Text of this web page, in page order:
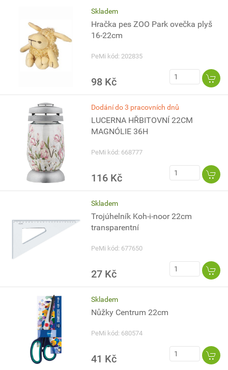
Skladem
Hračka pes ZOO Park ovečka plyš
16-22cm
PeMi kód: 202835
98 Kč
Dodání do 3 pracovních dnů
LUCERNA HŘBITOVNÍ 22CM
MAGNÓLIE 36H
PeMi kód: 668777
116 Kč
Skladem
Trojúhelník Koh-i-noor 22cm
transparentní
PeMi kód: 677650
27 Kč
Skladem
Nůžky Centrum 22cm
PeMi kód: 680574
41 Kč